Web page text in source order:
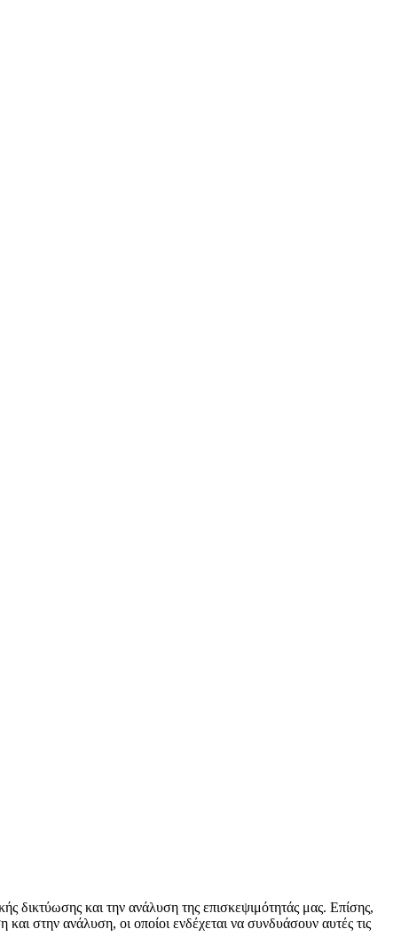
δικτύωσης και την ανάλυση της επισκεψιμότητάς μας. Επίσης,
στην ανάλυση, οι οποίοι ενδέχεται να συνδυάσουν αυτές τις